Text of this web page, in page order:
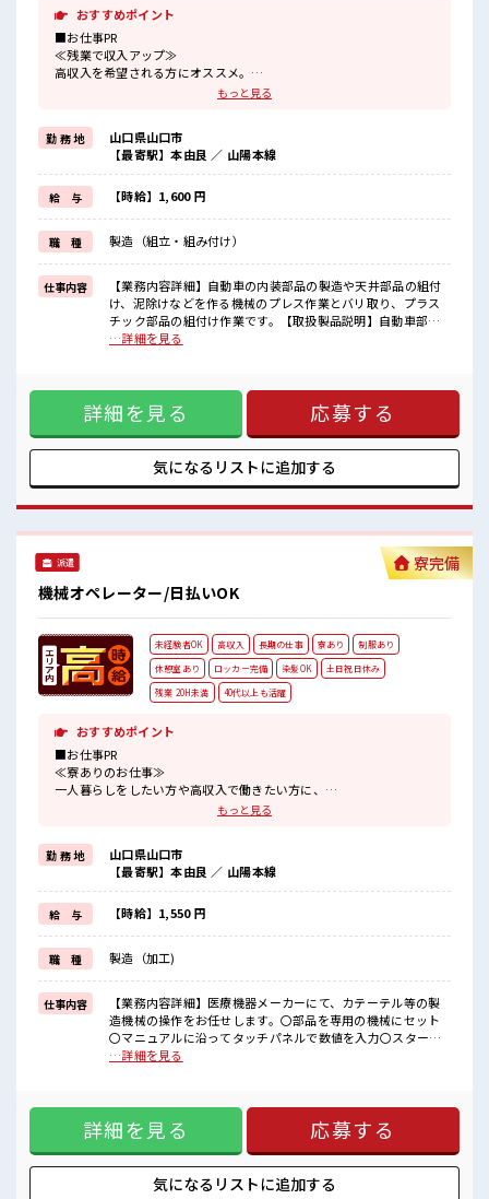
おすすめポイント
■お仕事PR
≪残業で収入アップ≫
高収入を希望される方にオススメ。
残業は月20時間以上あります♪
基本的に髪色自由で明るすぎたり奇抜でなければOKです！
(規定有)制服があると毎日の服選びに悩まずOK♪
≪未経験OKの仕事≫
新しいことにチャレンジするのは不安だけど、
しっかり働く環境が整っています！
イチからスキルUP・ステップUP目指していきましょう！
≪自分に合った期間で働ける≫
福利厚生が整った派遣のお仕事です！
■職場の雰囲気
キバツ過ぎなければ髪色・髪型は自由！
あなたの個性を大事にできます♪
活気あふれる20代活躍中の職場です☆
もっと見る
勤 務 地
山口県山口市
【最寄駅】本由良 ／ 山陽本線
給 与 【時給】1,600 円
職 種 製造（組立・組み付け）
仕事内容
【業務内容詳細】自動車の内装部品の製造や天井部品の組付
け、泥除けなどを作る機械のプレス作業とバリ取り、プラス
チック部品の組付け作業です。【取扱製品説明】自動車部品
■お仕事PR ≪残業で収入アップ≫ 高収入を希望される方にオ
制服があると毎日の服選びに悩まずOK♪ ≪未経験OKの仕事
≫ 新しいことにチャレンジするのは不安だけど、 しっかり働
く環境が整っています！ イチからスキルUP・ステップUP目
指していきましょう！ ≪自分に合った期間で働ける≫ 福利厚
生が整った派遣のお仕事です！ ■職場の雰囲気 キバツ過ぎな
ければ髪色・髪型は自由！ あなたの個性を大事にできます♪
きるスペース完備！
…詳細を見る
詳細を見る 応募する
気になるリストに追加する
派遣
機械オペレーター/日払いOK
寮完備
未経験者OK 高収入 長期の仕事 寮あり
制服あり
休憩室あり
ロッカー完備 染髪OK
土日祝日休み
残業 20H未満
40代以上も活躍
おすすめポイント
■お仕事PR
≪寮ありのお仕事≫
一人暮らしをしたい方や高収入で働きたい方に、
オススメしたい寮完備のお仕事！
安心して寮で新生活がスタートできます♪
基本的に赴任地までの交通費が出ますので遠方の方もご安心くださ
(規定有)≪1日1時間程の残業で収入アップ≫
残業は月20時間未満で、
ほどよく稼げます♪
≪土日祝休のお仕事≫
家族や友人と一緒にプライベート満喫！
≪髪型自由≫
基本的に髪色自由で明るすぎたり奇抜でなければOKです！
(規定有)
■職場の雰囲気
ロッカーあり！
安心してお仕事に集中♪
もっと見る
勤 務 地
山口県山口市
【最寄駅】本由良 ／ 山陽本線
給 与 【時給】1,550 円
職 種 製造（加工)
仕事内容
【業務内容詳細】医療機器メーカーにて、カテーテル等の製
造機械の操作をお任せします。〇部品を専用の機械にセット
〇マニュアルに沿ってタッチパネルで数値を入力〇スタート
ボタンを押す〇機械が自動で動くので、エラーが出ていない
タリ♪ ■お仕事PR ≪寮ありのお仕事≫ 一人暮らしをしたい方
や高収入で働きたい方に、 オススメしたい寮完備のお仕事！
担当者があなたをしっかりサポートするので、 安心して寮で
新生活がスタートできます♪ 基本的に赴任地までの交通費が
出ますので遠方の方もご安心ください！ (規定有)≪1日1時間
程の残業で収入アップ≫ 残業は月20時間未満で、 ほどよく稼
…詳細を見る
詳細を見る 応募する
気になるリストに追加する